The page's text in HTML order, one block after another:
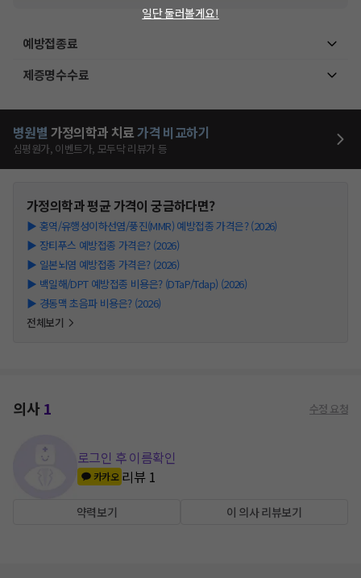
예방접종료
제증명수수료
병원별 가정의학과 치료가격 비교하기
심평원가, 이벤트가, 모두닥 리뷰가 등
가정의학과평균 가격이 궁금하다면?
▶ 홍역/유행성이하선염/풍진(MMR) 예방접종 가격은? (2026)
▶ 장티푸스 예방접종 가격은? (2026)
▶ 일본뇌염 예방접종 가격은? (2026)
▶ 백일해/DPT 예방접종 비용은? (DTaP/Tdap) (2026)
▶ 경동맥 초음파 비용은? (2026)
전체보기
의사1 수정 요청
로그인 후 이름확인
카카오 리뷰 1
약력보기 이 의사 리뷰보기
일단 둘러볼게요!